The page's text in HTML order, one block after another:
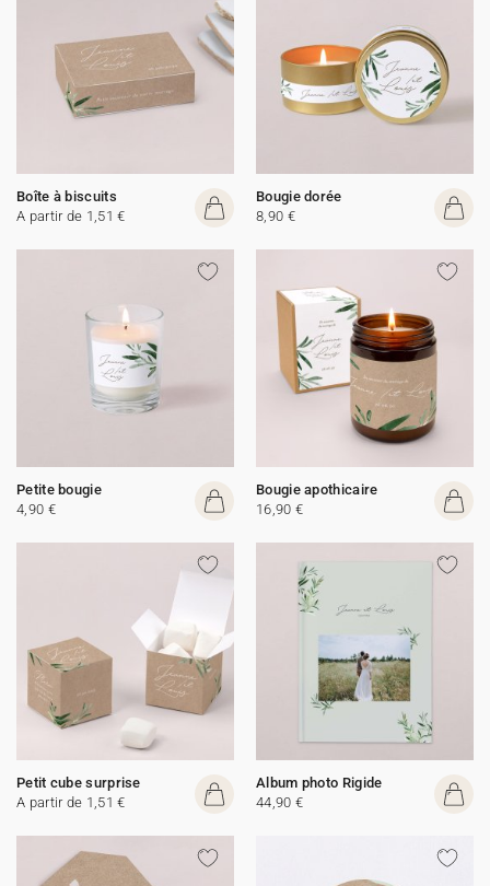
Boîte à biscuits
A partir de 1,51 €
Bougie dorée
8,90 €
Petite bougie
4,90 €
Bougie apothicaire
16,90 €
Petit cube surprise
A partir de 1,51 €
Album photo Rigide
44,90 €